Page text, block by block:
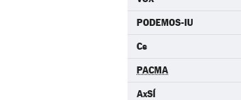
PODEMOS-IU
Cs
PACMA
AxSÍ